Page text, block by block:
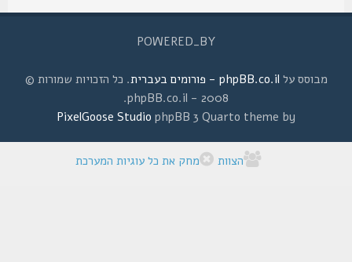
POWERED_BY
מבוסס עלphpBB.co.il - פורומים בעברית
. כל הזכויות שמורות ©
2008 - phpBB.co.il.
phpBB 3 Quarto theme by
PixelGoose Studio
הצוות מחק את כל עוגיות המערכת